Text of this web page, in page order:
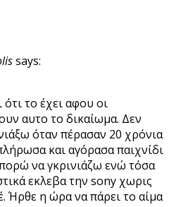
says:
ότι το έχει αφου οι
αυτο το δικαίωμα. Δεν
όταν πέρασαν 20 χρόνια
και αγόρασα παιχνίδι
να γκρινιάζω ενώ τόσα
εκλεβα την sony χωρις
Ήρθε η ώρα να πάρει το αίμα